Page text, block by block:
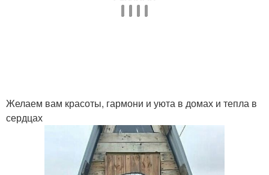
Желаем вам красоты, гармони и уюта в домах и тепла в
сердцах